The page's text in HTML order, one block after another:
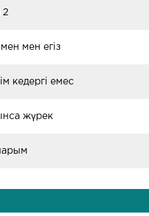
2
мен егіз
кедергі емес
жүрек